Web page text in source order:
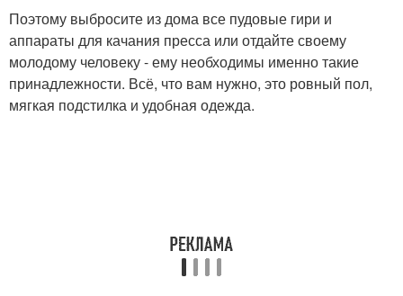
Поэтому выбросите из дома все пудовые гири и
аппараты для качания пресса или отдайте своему
молодому человеку - ему необходимы именно такие
принадлежности. Всё, что вам нужно, это ровный пол,
мягкая подстилка и удобная одежда.